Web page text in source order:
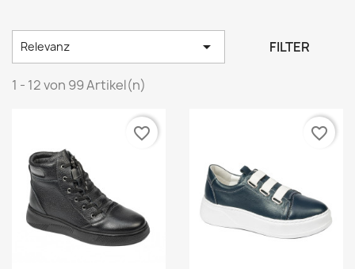
Relevanz  FILTER
1 - 12 von 99 Artikel(n)
favorite_border favorite_border